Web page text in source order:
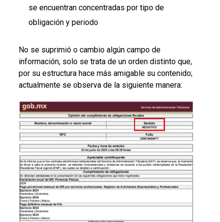
se encuentran concentradas por tipo de
obligación y periodo
No se suprimió o cambio algún campo de
información, solo se trata de un orden distinto que,
por su estructura hace más amigable su contenido;
actualmente se observa de la siguiente manera: